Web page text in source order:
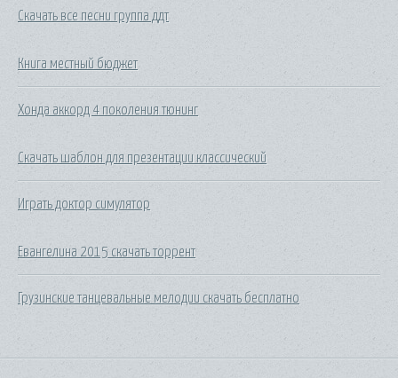
Скачать все песни группа ддт
Книга местный бюджет
Хонда аккорд 4 поколения тюнинг
Скачать шаблон для презентации классический
Играть доктор симулятор
Евангелина 2015 скачать торрент
Грузинские танцевальные мелодии скачать бесплатно